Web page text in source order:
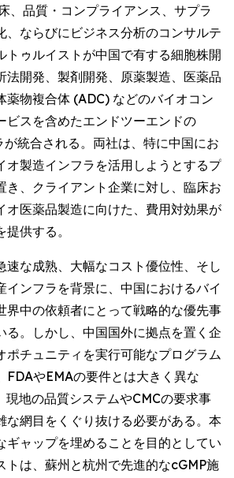
、品質・コンプライアンス、サプラ
、ならびにビジネス分析のコンサルテ
トゥルイストが中国で有する細胞株開
法開発、製剤開発、原薬製造、医薬品
薬物複合体 (ADC) などのバイオコン
ビスを含めたエンドツーエンドの
統合される。両社は、特に中国にお
オ製造インフラを活用しようとするプ
き、クライアント企業に対し、臨床お
オ医薬品製造に向けた、費用対効果が
供する。
速な成熟、大幅なコスト優位性、そし
インフラを背景に、中国におけるバイ
界中の依頼者にとって戦略的な優先事
る。しかし、中国国外に拠点を置く企
ポチュニティを実行可能なプログラム
FDAやEMAの要件とは大きく異な
現地の品質システムやCMCの要求事
な網目をくぐり抜ける必要がある。本
ギャップを埋めることを目的としてい
トは、蘇州と杭州で先進的なcGMP施